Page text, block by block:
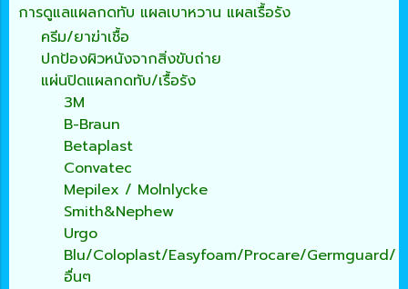
การดูแลแผลกดทับ แผลเบาหวาน แผลเรื้อรัง
ครีม/ยาฆ่าเชื้อ
ปกป้องผิวหนังจากสิ่งขับถ่าย
แผ่นปิดแผลกดทับ/เรื้อรัง
3M
B-Braun
Betaplast
Convatec
Mepilex / Molnlycke
Smith&Nephew
Urgo
Blu/Coloplast/Easyfoam/Procare/Germguard/
อื่นๆ